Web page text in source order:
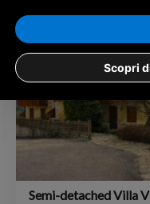
Semi-detached Villa
Scopri